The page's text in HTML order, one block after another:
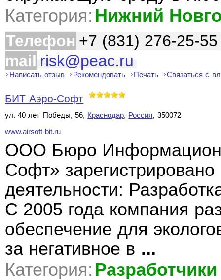
Категория: Нижний
Телефон +7 (831) 276-25-55
mail risk@peac.ru
Написать отзыв Рекомендовать Печать Связаться с
БИТ Аэро-Софт
ул. 40 лет Победы, 56, Краснодар, Россия, 350072
www.airsoft-bit.ru
ООО Бюро
Софт»
деятельности:
С 2005 года компания
обеспечение для
за негативное в ...
Категория: